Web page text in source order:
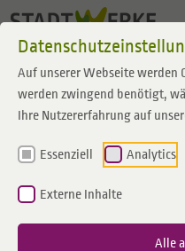
Auf unserer Webseite werden
werden zwingend benötigt,
Ihre Nutzererfahrung auf
Essenziell Analytics
Externe Inhalte
Alle
Zum Inhalt springen